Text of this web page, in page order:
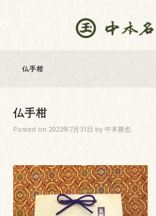
仏手柑
仏手柑
Posted on 2022年7月31日 by中本勝也